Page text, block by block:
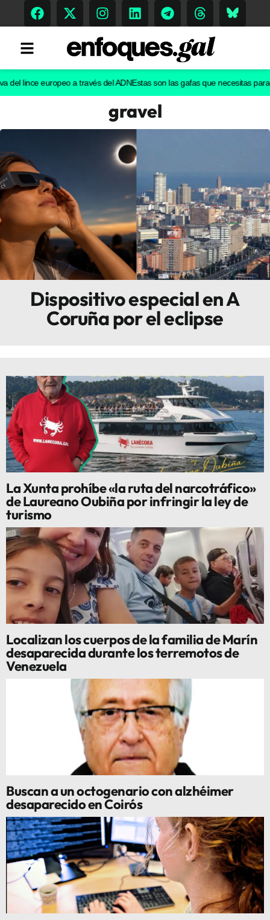
Gastronomía
Escenarios
Sostenibilidad
Innova
europeo a través del ADNEstas son las gafas que necesitas para ver
gravel
Dispositivo especial en A
Coruña por el eclipse
La Xunta prohíbe «la ruta del narcotráfico»
de Laureano Oubiña por infringir la ley de
turismo
Localizan los cuerpos de la familia de Marín
desaparecida durante los terremotos de
Venezuela
Buscan a un octogenario con alzhéimer
desaparecido en Coirós